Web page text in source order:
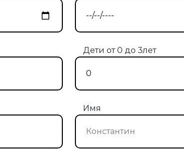
Дети от 0 до 3лет
Имя